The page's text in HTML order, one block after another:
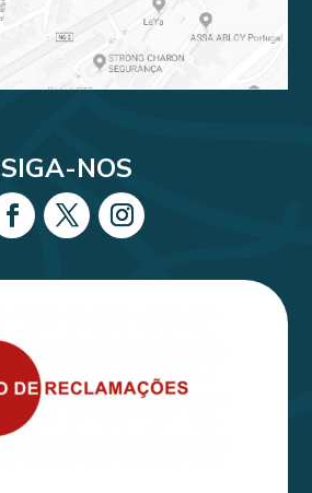
SIGA-NOS